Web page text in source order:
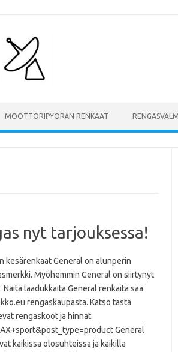
MOOTTORIPYÖRÄN RENKAAT
nyt tarjouksessa!
kesärenkaat General on alunperin
Myöhemmin General on siirtynyt
laadukkaita General renkaita saa
rengaskaupasta. Katso tästä
rengaskoot ja hinnat:
General
kaikissa olosuhteissa ja kaikilla